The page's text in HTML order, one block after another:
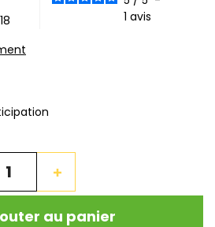
1 avis
au panier